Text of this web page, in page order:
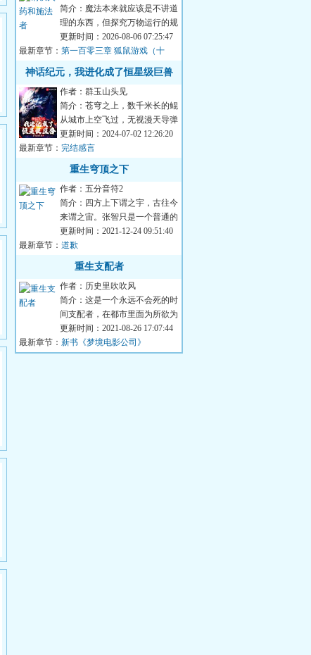
简介：魔法本来就应该是不讲道
理的东西，但探究万物运行的规
律却是人类的天性。这是一个量
产型魔法战工具...
更新时间：2026-08-06 07:25:47
最新章节： 第一百零三章 狐鼠游戏（十
三）
神话纪元，我进化成了恒星级巨兽
作者：群玉山头见
简介：苍穹之上，数千米长的鲲
从城市上空飞过，无视漫天导弹
轰炸，震撼世界。澳利洲，长达
千米的灭世巨蟒...
更新时间：2024-07-02 12:26:20
最新章节： 完结感言
重生穹顶之下
作者：五分音符2
简介：四方上下谓之宇，古往今
来谓之宙。张智只是一个普通的
钢琴整音调律师，随着末世到
来，看他如何破穹...
更新时间：2021-12-24 09:51:40
最新章节： 道歉
重生支配者
作者：历史里吹吹风
简介：这是一个永远不会死的时
间支配者，在都市里面为所欲为
的故事。简介：方修做了一个梦
梦里，他成为了...
更新时间：2021-08-26 17:07:44
最新章节： 新书《梦境电影公司》